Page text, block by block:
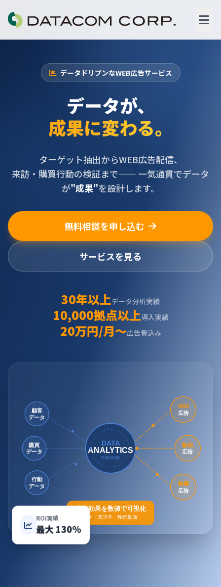
データドリブンなWEB広告サービス
データが、
成果に変わる。
ターゲット抽出からWEB広告配信、
来訪・購買行動の検証まで—— 一気通貫でデータ
が"成果"を設計します。
無料相談を申し込む
サービスを見る
30年以上データ分析実績
10,000拠点以上導入実績
20万円/月〜広告費込み
DATA
ANALYTICS
ENGINE
顧客
データ
購買
データ
行動
データ
SNS
広告
動画
広告
検索
広告
広告効果を数値で可視化
ROI・来訪率・獲得単価
ROI実績
最大 130%